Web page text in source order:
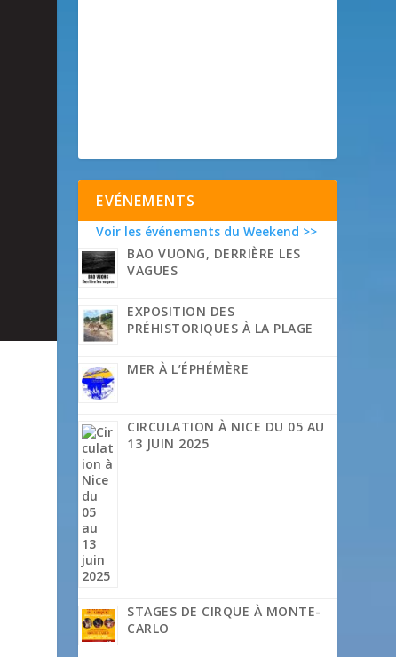
EVÉNEMENTS
Voir les événements du Weekend >>
BAO VUONG, DERRIÈRE LES
VAGUES
EXPOSITION DES
PRÉHISTORIQUES À LA PLAGE
MER À L’ÉPHÉMÈRE
CIRCULATION À NICE DU 05 AU
13 JUIN 2025
STAGES DE CIRQUE À MONTE-
CARLO